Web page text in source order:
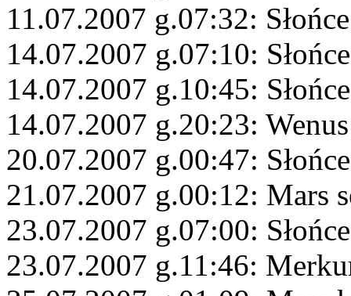
11.07.2007 g.07:32:
14.07.2007 g.07:10:
14.07.2007 g.10:45:
14.07.2007 g.20:23:
20.07.2007 g.00:47:
21.07.2007 g.00:12: Mars
23.07.2007 g.07:00:
23.07.2007 g.11:46: